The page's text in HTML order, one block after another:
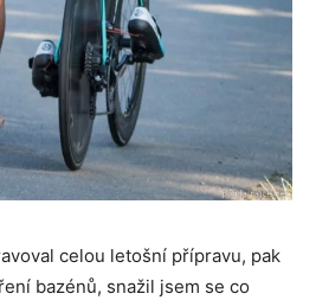
celou letošní přípravu, pak
bazénů, snažil jsem se co